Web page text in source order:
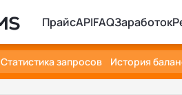
ПрайсAPIFAQЗаработок
Статистика запросов История